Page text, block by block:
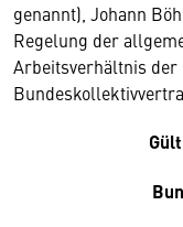
genannt), Johann
Regelung der
Arbeitsverhältnis der